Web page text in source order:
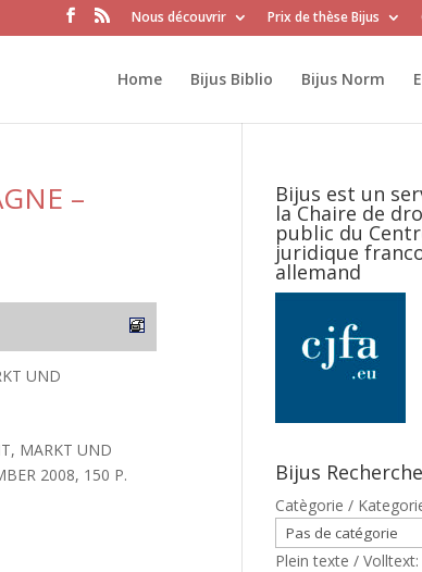
Nous découvrir Prix de thèse Bijus
Home Bijus Biblio Bijus Norm
–
UND
MARKT UND
2008, 150 P.
Bijus est un
la Chaire de
public du
juridique
allemand
Bijus Recherche
Catègorie /
Plein texte / Volltext: